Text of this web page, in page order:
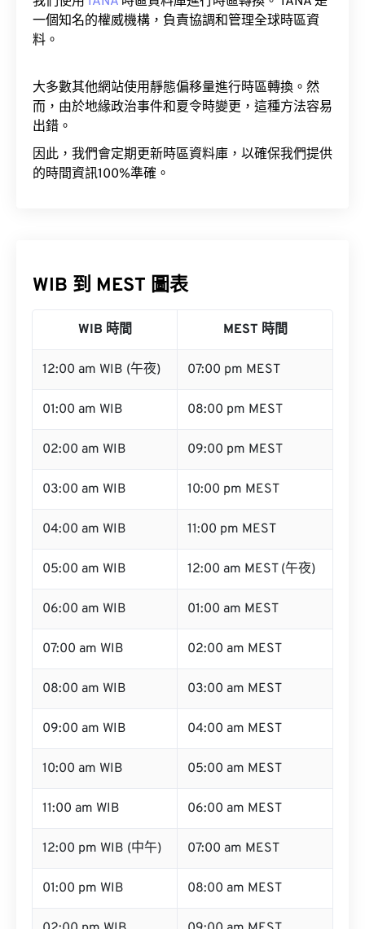
一個知名的權威機構，負責協調和管理全球時區資
料。
大多數其他網站使用靜態偏移量進行時區轉換。然
而，由於地緣政治事件和夏令時變更，這種方法容易
出錯。
因此，我們會定期更新時區資料庫，以確保我們提供
的時間資訊100%準確。
WIB 到 MEST 圖表
WIB 時間 MEST 時間
12:00 am WIB (午夜) 07:00 pm MEST
01:00 am WIB 08:00 pm MEST
02:00 am WIB 09:00 pm MEST
03:00 am WIB 10:00 pm MEST
04:00 am WIB 11:00 pm MEST
05:00 am WIB 12:00 am MEST (午夜)
06:00 am WIB 01:00 am MEST
07:00 am WIB 02:00 am MEST
08:00 am WIB 03:00 am MEST
09:00 am WIB 04:00 am MEST
10:00 am WIB 05:00 am MEST
11:00 am WIB 06:00 am MEST
12:00 pm WIB (中午) 07:00 am MEST
01:00 pm WIB 08:00 am MEST